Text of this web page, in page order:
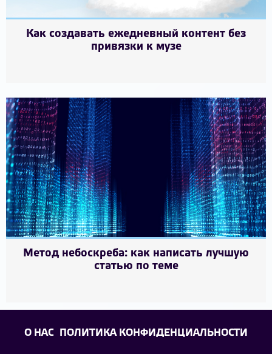
Как создавать ежедневный контент без
привязки к музе
Метод небоскреба: как написать лучшую
статью по теме
О НАС ПОЛИТИКА КОНФИДЕНЦИАЛЬНОСТИ